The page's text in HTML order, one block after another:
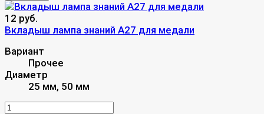
12 руб.
Вкладыш лампа знаний A27 для медали
Вариант
Прочее
Диаметр
25 мм, 50 мм